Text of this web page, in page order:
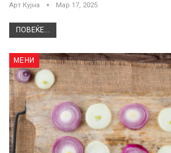
Арт Кујна Мар 17, 2025
ПОВЕЌЕ...
МЕНИ